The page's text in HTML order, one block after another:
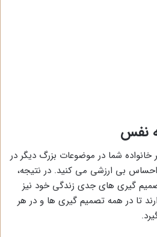
نفس
خانواده شما در موضوعات بزرگ دیگر در
بی ارزشی می کنید. در نتیجه،
گیری های جدی زندگی خود نیز
تا در همه تصمیم گیری ها و در هر